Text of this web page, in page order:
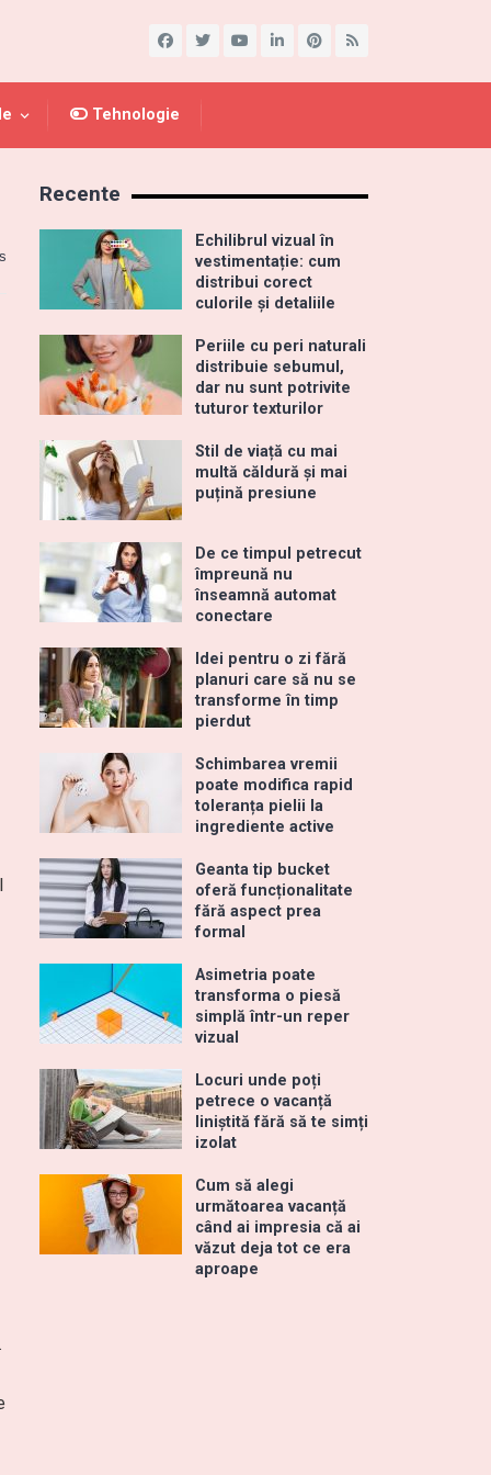
Tehnologie
Recente
Echilibrul vizual în
vestimentație: cum
distribui corect
culorile și detaliile
Periile cu peri naturali
distribuie sebumul,
dar nu sunt potrivite
tuturor texturilor
Stil de viață cu mai
multă căldură și mai
puțină presiune
De ce timpul petrecut
împreună nu
înseamnă automat
conectare
Idei pentru o zi fără
planuri care să nu se
transforme în timp
pierdut
Schimbarea vremii
poate modifica rapid
toleranța pielii la
ingrediente active
Geanta tip bucket
oferă funcționalitate
fără aspect prea
formal
Asimetria poate
transforma o piesă
simplă într-un reper
vizual
Locuri unde poți
petrece o vacanță
liniștită fără să te simți
izolat
Cum să alegi
următoarea vacanță
când ai impresia că ai
văzut deja tot ce era
aproape